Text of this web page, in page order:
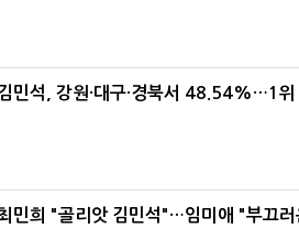
민석, 강원·대구·경북서 48.54%…1
민희 "골리앗 김민석"…임미애 "부끄러